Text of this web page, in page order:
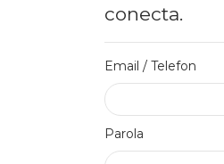
conecta.
Email / Telefon
Parola